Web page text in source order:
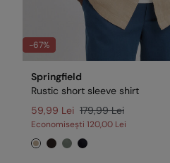
-67%
Springfield
Rustic short sleeve shirt
59,99 Lei 179,99 Lei
Economisești 120,00 Lei